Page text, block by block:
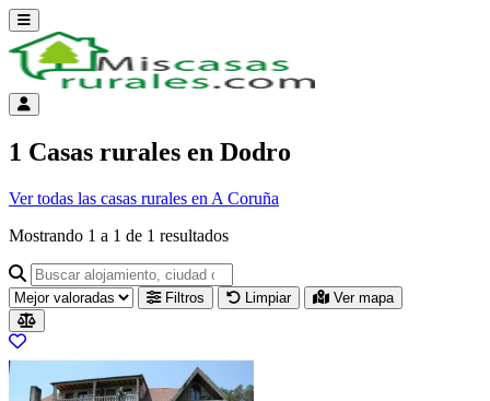
Abrir menú
Menú de cuenta
1 Casas rurales en Dodro
Ver todas las casas rurales en A Coruña
Mostrando 1 a 1 de 1 resultados
Buscar alojamiento, ciudad o provincia para ir a su página
Filtros Limpiar Ver mapa
Resultados del listado